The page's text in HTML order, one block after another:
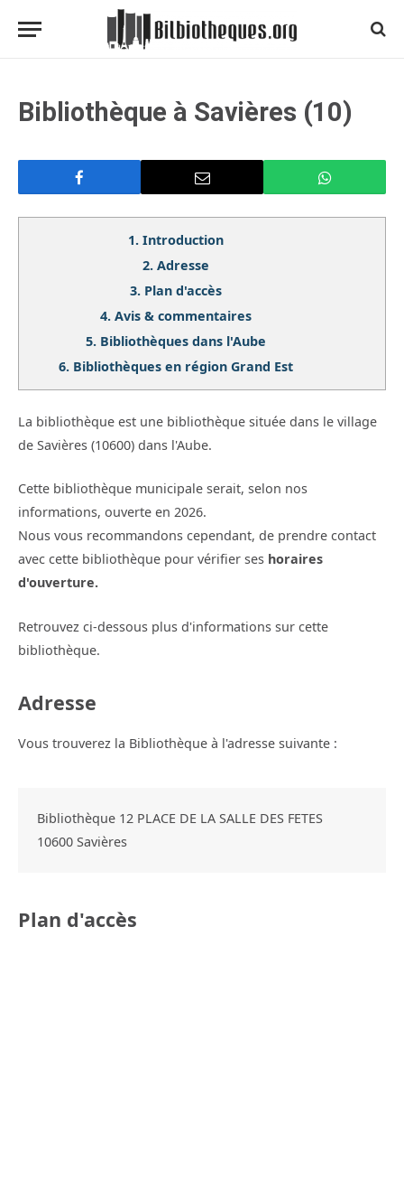
Bibliothèque à Savières (10)
1. Introduction
2. Adresse
3. Plan d'accès
4. Avis & commentaires
5. Bibliothèques dans l'Aube
6. Bibliothèques en région Grand Est
La bibliothèque est une bibliothèque située dans le village
de Savières (10600) dans l'Aube.
Cette bibliothèque municipale serait, selon nos
informations, ouverte en 2026.
Nous vous recommandons cependant, de prendre contact
avec cette bibliothèque pour vérifier ses horaires
d'ouverture.
Retrouvez ci-dessous plus d'informations sur cette
bibliothèque.
Adresse
Vous trouverez la Bibliothèque à l'adresse suivante :
Bibliothèque 12 PLACE DE LA SALLE DES FETES
10600 Savières
Plan d'accès